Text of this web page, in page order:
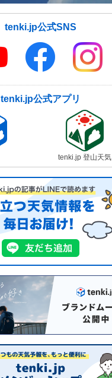
tenki.jp公式SNS
tenki.jp公式アプリ
tenki.jp 登山天気